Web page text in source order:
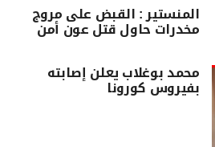
المنستير : القبض على مروج
مخدرات حاول قتل عون أمن
محمد بوغلاب يعلن إصابته
بفيروس كورونا